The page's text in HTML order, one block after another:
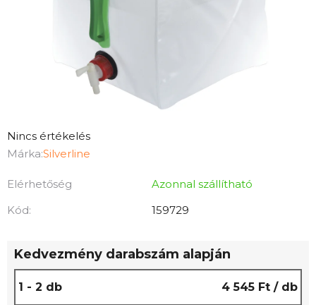
A
termék
értékelése
5-
csillag.
Nincs értékelés
Márka:Silverline
Elérhetőség
Azonnal szállítható
Kód:
159729
Kedvezmény darabszám alapján
1 - 2 db 4 545 Ft / db